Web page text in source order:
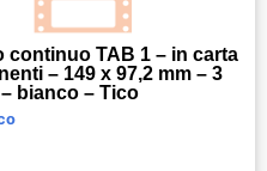
continuo TAB 1 – in carta
– 149 x 97,2 mm – 3
bianco – Tico